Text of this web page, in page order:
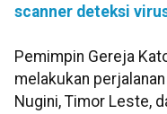
scanner deteksi
Pemimpin Gereja
melakukan
Nugini, Timor Leste,